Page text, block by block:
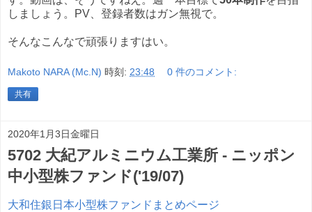
しましょう。PV、登録者数はガン無視で。
そんなこんなで頑張りますはい。
Makoto NARA (Mc.N) 時刻: 23:48 0 件のコメント:
共有
2020年1月3日金曜日
5702 大紀アルミニウム工業所 - ニッポン
中小型株ファンド('19/07)
大和住銀日本小型株ファンドまとめページ